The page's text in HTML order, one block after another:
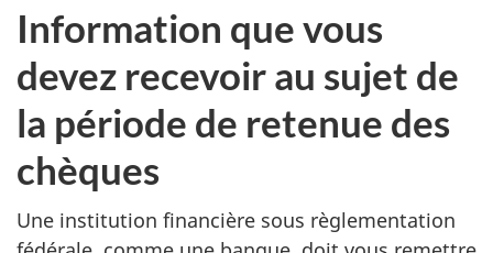
Information que vous
devez recevoir au sujet de
la période de retenue des
chèques
Une institution financière sous règlementation